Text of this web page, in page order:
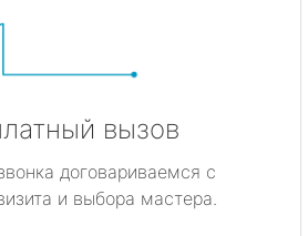
вызов
договариваемся с
и выбора мастера.